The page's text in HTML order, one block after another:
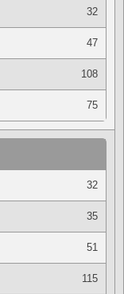
32
47
108
75
32
35
51
115